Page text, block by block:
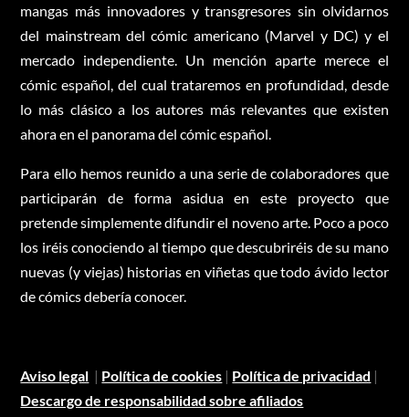
mangas más innovadores y transgresores sin olvidarnos
del mainstream del cómic americano (Marvel y DC) y el
mercado independiente. Un mención aparte merece el
cómic español, del cual trataremos en profundidad, desde
lo más clásico a los autores más relevantes que existen
ahora en el panorama del cómic español.
Para ello hemos reunido a una serie de colaboradores que
participarán de forma asidua en este proyecto que
pretende simplemente difundir el noveno arte. Poco a poco
los iréis conociendo al tiempo que descubriréis de su mano
nuevas (y viejas) historias en viñetas que todo ávido lector
de cómics debería conocer.
Aviso legal | Política de cookies | Política de privacidad |
Descargo de responsabilidad sobre afiliados